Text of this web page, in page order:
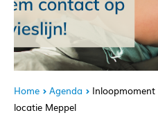
Home Agenda
Inloopmoment
locatie Meppel